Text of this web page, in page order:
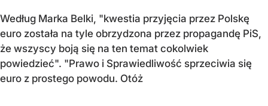
Według Marka Belki, "kwestia przyjęcia przez Polskę
euro została na tyle obrzydzona przez propagandę PiS,
że wszyscy boją się na ten temat cokolwiek
powiedzieć". "Prawo i Sprawiedliwość sprzeciwia się
euro z prostego powodu. Otóż